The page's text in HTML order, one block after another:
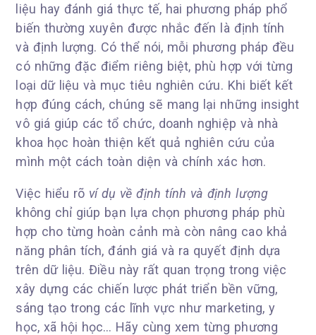
liệu hay đánh giá thực tế, hai phương pháp phổ
biến thường xuyên được nhắc đến là định tính
và định lượng. Có thể nói, mỗi phương pháp đều
có những đặc điểm riêng biệt, phù hợp với từng
loại dữ liệu và mục tiêu nghiên cứu. Khi biết kết
hợp đúng cách, chúng sẽ mang lại những insight
vô giá giúp các tổ chức, doanh nghiệp và nhà
khoa học hoàn thiện kết quả nghiên cứu của
mình một cách toàn diện và chính xác hơn.
Việc hiểu rõ ví dụ về định tính và định lượng
không chỉ giúp bạn lựa chọn phương pháp phù
hợp cho từng hoàn cảnh mà còn nâng cao khả
năng phân tích, đánh giá và ra quyết định dựa
trên dữ liệu. Điều này rất quan trọng trong việc
xây dựng các chiến lược phát triển bền vững,
sáng tạo trong các lĩnh vực như marketing, y
học, xã hội học… Hãy cùng xem từng phương